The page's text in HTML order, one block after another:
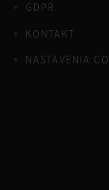
GDPR
KONTAKT
NASTAVENIA